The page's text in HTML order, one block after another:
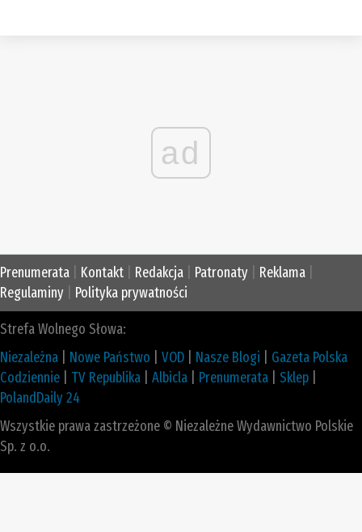
ad
Prenumerata Kontakt Redakcja Patronaty Reklama
Regulaminy
Polityka prywatności
Strefa Wolnego Słowa:
Niezależna
Nowe Państwo VOD Nasze Blogi
Gazeta Polska
Codziennie
TV Republika Albicla Prenumerata Sklep
PolandDaily 24
Wszystkie prawa zastrzeżone © Niezależne Wydawnictwo Polskie
Sp. z o.o.